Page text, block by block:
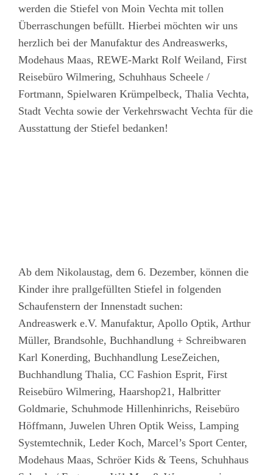
werden die Stiefel von Moin Vechta mit tollen
Überraschungen befüllt. Hierbei möchten wir uns
herzlich bei der Manufaktur des Andreaswerks,
Modehaus Maas, REWE-Markt Rolf Weiland, First
Reisebüro Wilmering, Schuhhaus Scheele /
Fortmann, Spielwaren Krümpelbeck, Thalia Vechta,
Stadt Vechta sowie der Verkehrswacht Vechta für die
Ausstattung der Stiefel bedanken!
Ab dem Nikolaustag, dem 6. Dezember, können die
Kinder ihre prallgefüllten Stiefel in folgenden
Schaufenstern der Innenstadt suchen:
Andreaswerk e.V. Manufaktur, Apollo Optik, Arthur
Müller, Brandsohle, Buchhandlung + Schreibwaren
Karl Konerding, Buchhandlung LeseZeichen,
Buchhandlung Thalia, CC Fashion Esprit, First
Reisebüro Wilmering, Haarshop21, Halbritter
Goldmarie, Schuhmode Hillenhinrichs, Reisebüro
Höffmann, Juwelen Uhren Optik Weiss, Lamping
Systemtechnik, Leder Koch, Marcel’s Sport Center,
Modehaus Maas, Schröer Kids & Teens, Schuhhaus